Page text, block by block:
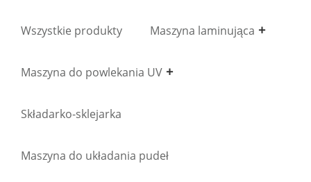
Wszystkie produkty Maszyna laminująca
Maszyna do powlekania UV
Składarko-sklejarka
Maszyna do układania pudeł